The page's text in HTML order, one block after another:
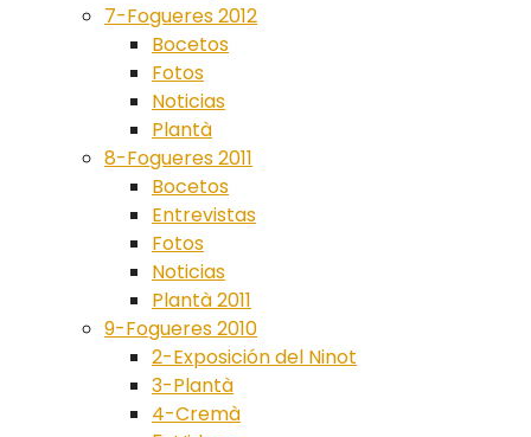
7-Fogueres 2012
Bocetos
Fotos
Noticias
Plantà
8-Fogueres 2011
Bocetos
Entrevistas
Fotos
Noticias
Plantà 2011
9-Fogueres 2010
2-Exposición del Ninot
3-Plantà
4-Cremà